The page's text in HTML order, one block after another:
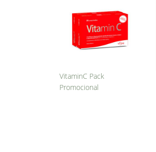
VitaminC Pack
Promocional